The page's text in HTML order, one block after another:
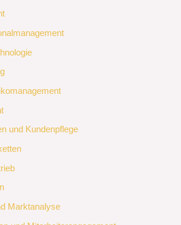
und Kundenpflege
Marktanalyse